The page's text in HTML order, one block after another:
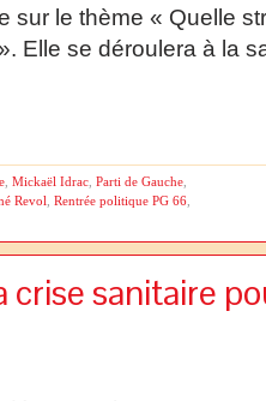
sur le thème « Quelle
Elle se déroulera à la
Mickaël Idrac Parti de Gauche
Revol Rentrée politique PG 66
crise sanitaire